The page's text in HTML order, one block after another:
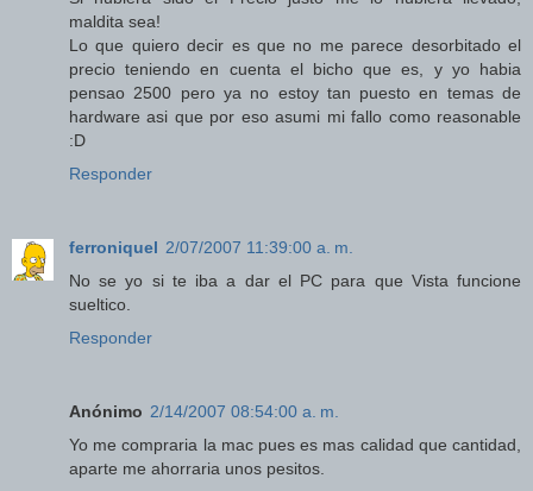
maldita sea!
Lo que quiero decir es que no me parece desorbitado el
precio teniendo en cuenta el bicho que es, y yo habia
pensao 2500 pero ya no estoy tan puesto en temas de
hardware asi que por eso asumi mi fallo como reasonable
:D
Responder
ferroniquel 2/07/2007 11:39:00 a. m.
No se yo si te iba a dar el PC para que Vista funcione
sueltico.
Responder
Anónimo 2/14/2007 08:54:00 a. m.
Yo me compraria la mac pues es mas calidad que cantidad,
aparte me ahorraria unos pesitos.